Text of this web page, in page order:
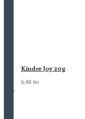
Kinder Joy 20g
6,48 lei